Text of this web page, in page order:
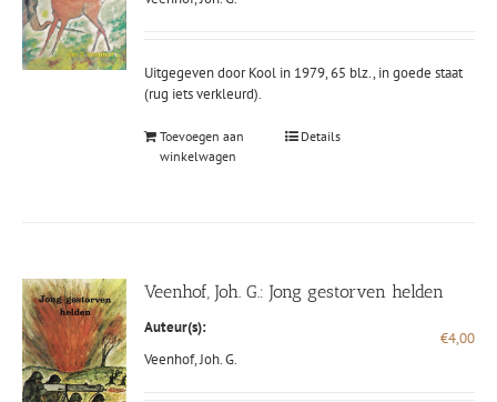
Uitgegeven door Kool in 1979, 65 blz., in goede staat
(rug iets verkleurd).
Toevoegen aan
winkelwagen
Details
Veenhof, Joh. G.: Jong gestorven helden
Auteur(s):
Veenhof, Joh. G.
€4,00